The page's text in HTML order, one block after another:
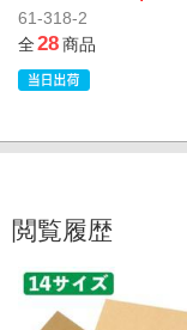
61-318-2
全28商品
閲覧履歴